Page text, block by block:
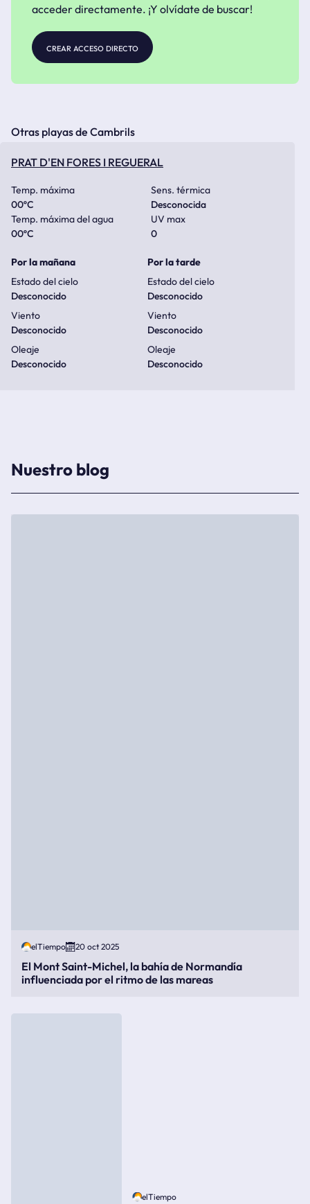
acceder directamente. ¡Y olvídate de buscar!
crear acceso directo
Otras playas de Cambrils
PRAT D'EN FORES I REGUERAL
Temp. máxima
00ºC
Sens. térmica
Desconocida
Temp. máxima del agua
00ºC
UV max
0
Por la mañana
Estado del cielo
Desconocido
Viento
Desconocido
Oleaje
Desconocido
Por la tarde
Estado del cielo
Desconocido
Viento
Desconocido
Oleaje
Desconocido
Nuestro blog
elTiempo 20 oct 2025
El Mont Saint-Michel, la bahía de Normandía
influenciada por el ritmo de las mareas
elTiempo